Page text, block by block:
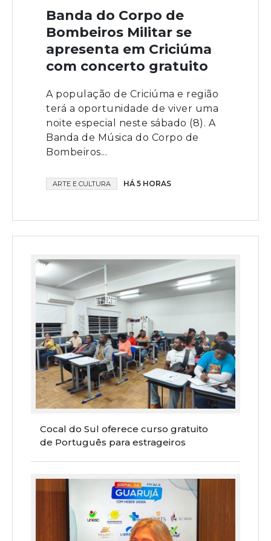
Banda do Corpo de
Bombeiros Militar se
apresenta em Criciúma
com concerto gratuito
A população de Criciúma e região
terá a oportunidade de viver uma
noite especial neste sábado (8). A
Banda de Música do Corpo de
Bombeiros...
ARTE E CULTURA HÁ 5 HORAS
Cocal do Sul oferece curso gratuito
de Português para estrageiros